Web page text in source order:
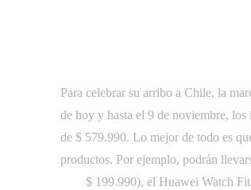
Para celebrar su arribo a Chile, la
de hoy y hasta el 9 de noviembre,
de $ 579.990. Lo mejor de todo es
productos. Por ejemplo, podrán
$ 199.990), el Huawei Watch Fit